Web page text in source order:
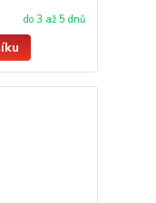
do 3 až 5 dnů